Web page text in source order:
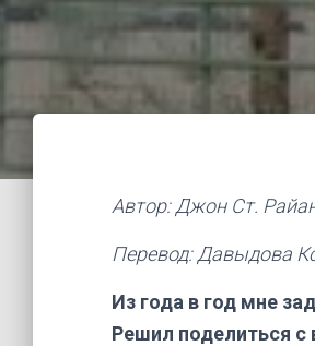
Автор: Джон Ст.
Перевод: Давыдова
Из года в год мне
Решил поделиться